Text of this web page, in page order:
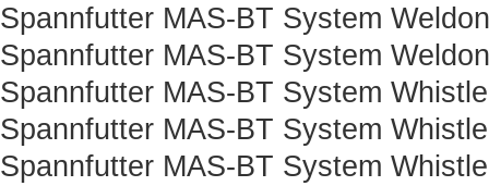
Spannfutter MAS-BT System
Spannfutter MAS-BT System
Spannfutter MAS-BT System
Spannfutter MAS-BT System
Spannfutter MAS-BT System